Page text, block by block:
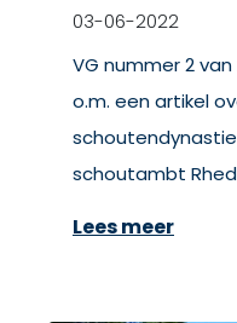
03-06-2022
VG nummer 2
o.m. een artikel
schoutambt
Lees meer